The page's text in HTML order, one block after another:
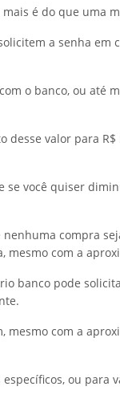
é do que uma
a senha em
o banco, ou até
desse valor para
se você quiser
compra
mesmo com a
banco pode
mesmo com a
ou para